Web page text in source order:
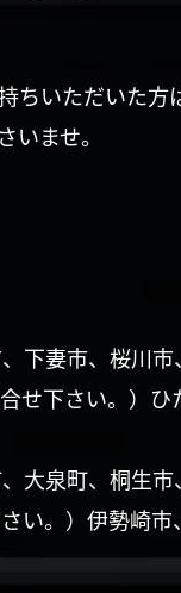
ちいただいた方
ませ。
下妻市、桜川
せ下さい。）
大泉町、桐生
い。）伊勢崎市